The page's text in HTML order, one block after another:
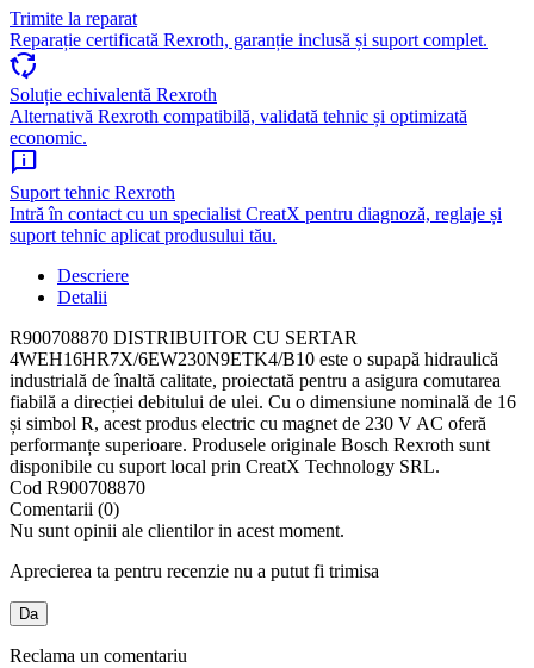
Trimite la reparat
Reparație certificată Rexroth, garanție inclusă și suport complet.
cycle
Soluție echivalentă Rexroth
Alternativă Rexroth compatibilă, validată tehnic și optimizată
economic.
chat_info
Suport tehnic Rexroth
Intră în contact cu un specialist CreatX pentru diagnoză, reglaje și
suport tehnic aplicat produsului tău.
Descriere
Detalii
R900708870 DISTRIBUITOR CU SERTAR
4WEH16HR7X/6EW230N9ETK4/B10 este o supapă hidraulică
industrială de înaltă calitate, proiectată pentru a asigura comutarea
fiabilă a direcției debitului de ulei. Cu o dimensiune nominală de 16
și simbol R, acest produs electric cu magnet de 230 V AC oferă
performanțe superioare. Produsele originale Bosch Rexroth sunt
disponibile cu suport local prin CreatX Technology SRL.
Cod R900708870
Comentarii (0)
Nu sunt opinii ale clientilor in acest moment.
Aprecierea ta pentru recenzie nu a putut fi trimisa
Da
Reclama un comentariu